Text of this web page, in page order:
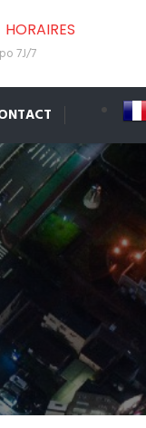
HORAIRES
7J/7